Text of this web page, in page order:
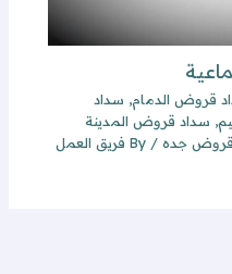
قروض الدمام, سداد
, سداد قروض المدينة
قروض جده / By فريق العمل